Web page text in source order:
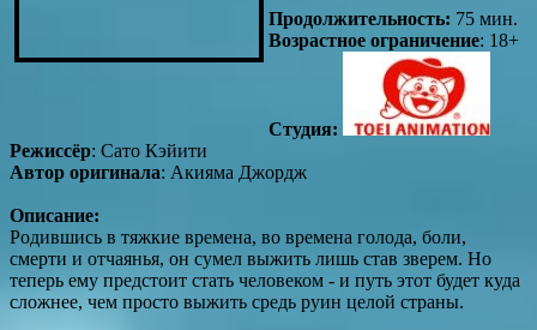
Продолжительность: 75 мин.
Возрастное ограничение: 18+
Студия:
Режиссёр: Сато Кэйити
Автор оригинала: Акияма Джордж
Описание:
Родившись в тяжкие времена, во времена голода, боли,
смерти и отчаянья, он сумел выжить лишь став зверем. Но
теперь ему предстоит стать человеком - и путь этот будет куда
сложнее, чем просто выжить средь руин целой страны.